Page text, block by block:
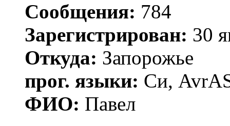
Сообщения: 784
Зарегистрирован: 30
Откуда: Запорожье
прог. языки: Си,
ФИО: Павел